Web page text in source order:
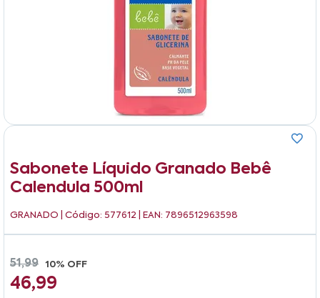
Sabonete Líquido Granado Bebê
Calendula 500ml
GRANADO | Código: 577612 | EAN: 7896512963598
51,99 10% OFF
46,99